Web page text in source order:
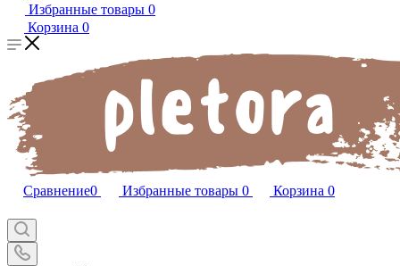
Избранные товары 0
Корзина 0
Сравнение0 Избранные товары 0 Корзина 0